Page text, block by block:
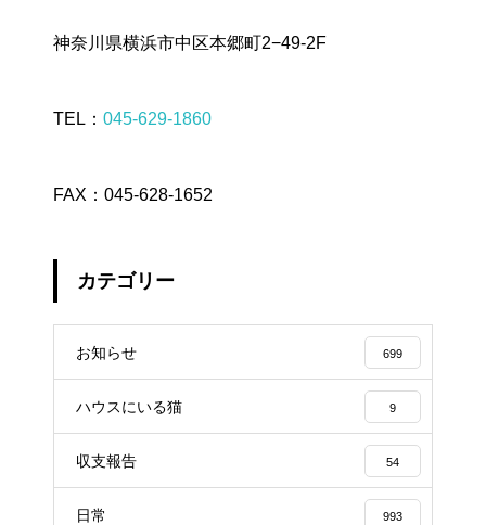
神奈川県横浜市中区本郷町2−49-2F
TEL： 045-629-1860
FAX：045-628-1652
カテゴリー
お知らせ 699
ハウスにいる猫 9
収支報告 54
日常 993